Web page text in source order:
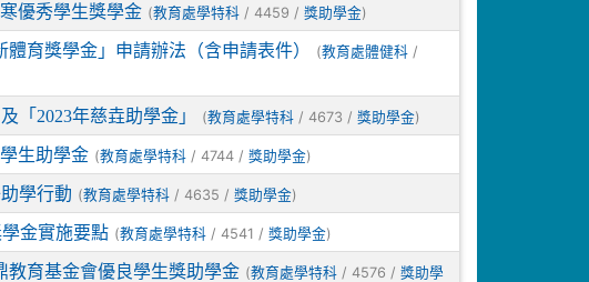
優秀學生獎學金 (教育處學特科 / 4459 / 獎助學金)
育獎學金」申請辦法（含申請表件） (教育處體健科 /
「2023年慈垚助學金」 (教育處學特科 / 4673 / 獎助學金)
生助學金 (教育處學特科 / 4744 / 獎助學金)
學行動 (教育處學特科 / 4635 / 獎助學金)
金實施要點 (教育處學特科 / 4541 / 獎助學金)
教育基金會優良學生獎助學金 (教育處學特科 / 4576 / 獎助學